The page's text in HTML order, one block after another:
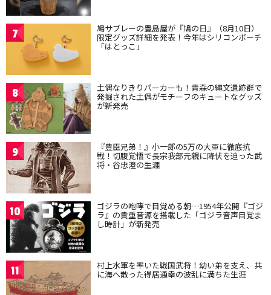
7 鳩サブレーの豊島屋が『鳩の日』（8月10日）
限定グッズ詳細を発表！今年はシリコンポーチ
「はとっこ」
8 土偶なりきりパーカーも！青森の縄文遺跡群で
発掘された土偶がモチーフのキュートなグッズ
が新発売
9 『豊臣兄弟！』小一郎の5万の大軍に徹底抗
戦！切腹覚悟で長宗我部元親に降伏を迫った武
将・谷忠澄の生涯
10 ゴジラの咆哮で目覚める朝…1954年公開『ゴジ
ラ』の貴重音源を搭載した「ゴジラ音声目覚ま
し時計」が新発売
11 村上水軍を率いた戦国武将！幼い弟を支え、共
に海へ散った得居通幸の波乱に満ちた生涯